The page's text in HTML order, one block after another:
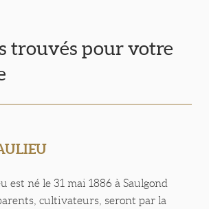
trouvés pour votre
est né le 31 mai 1886 à Saulgond
cultivateurs, seront par la